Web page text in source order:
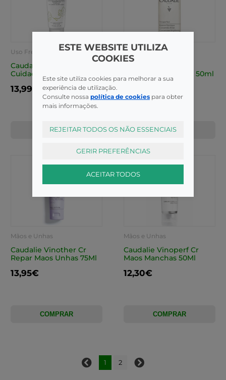
Uso Frequente
Caudalie Higiene Ch
Cuidado Suav 200ml
13,99€
COMPRAR
Anti-Manchas
Essence Conc Eclat 50ml
COMPRAR
Mãos e Unhas
Caudalie Vinother Cr
Repar Maos Unhas 75Ml
13,95€
COMPRAR
Mãos e Unhas
Caudalie Vinoperf Cr
Maos Manchas 50Ml
12,30€
COMPRAR
1 2
ESTE WEBSITE UTILIZA
COOKIES
Este site utiliza cookies para melhorar a sua
experiência de utilização.
Consulte nossa política de cookies para obter
mais informações.
REJEITAR TODOS OS NÃO ESSENCIAIS
GERIR PREFERÊNCIAS
ACEITAR TODOS